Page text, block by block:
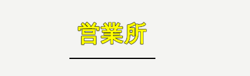
営業所